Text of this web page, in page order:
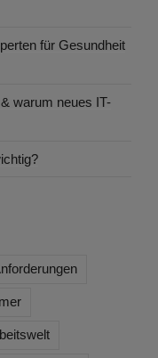
für Gesundheit
warum neues IT-